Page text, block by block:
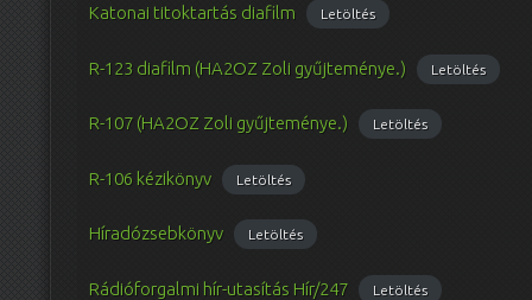
Katonai titoktartás diafilm Letöltés
R-123 diafilm (HA2OZ Zoli gyűjteménye.) Letöltés
R-107 (HA2OZ Zoli gyűjteménye.) Letöltés
R-106 kézikönyv Letöltés
Híradózsebkönyv Letöltés
Rádióforgalmi hír-utasítás Hír/247 Letöltés